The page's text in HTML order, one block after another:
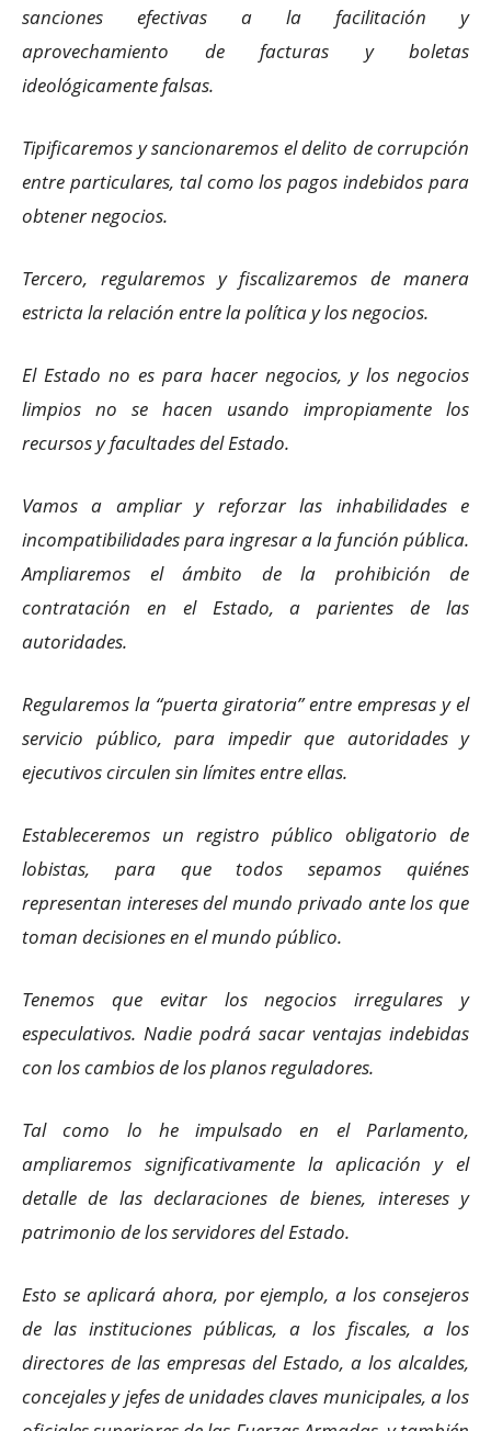
sanciones efectivas a la facilitación y
aprovechamiento de facturas y boletas
ideológicamente falsas.
Tipificaremos y sancionaremos el delito de corrupción
entre particulares, tal como los pagos indebidos para
obtener negocios.
Tercero, regularemos y fiscalizaremos de manera
estricta la relación entre la política y los negocios.
El Estado no es para hacer negocios, y los negocios
limpios no se hacen usando impropiamente los
recursos y facultades del Estado.
Vamos a ampliar y reforzar las inhabilidades e
incompatibilidades para ingresar a la función pública.
Ampliaremos el ámbito de la prohibición de
contratación en el Estado, a parientes de las
autoridades.
Regularemos la “puerta giratoria” entre empresas y el
servicio público, para impedir que autoridades y
ejecutivos circulen sin límites entre ellas.
Estableceremos un registro público obligatorio de
lobistas, para que todos sepamos quiénes
representan intereses del mundo privado ante los que
toman decisiones en el mundo público.
Tenemos que evitar los negocios irregulares y
especulativos. Nadie podrá sacar ventajas indebidas
con los cambios de los planos reguladores.
Tal como lo he impulsado en el Parlamento,
ampliaremos significativamente la aplicación y el
detalle de las declaraciones de bienes, intereses y
patrimonio de los servidores del Estado.
Esto se aplicará ahora, por ejemplo, a los consejeros
de las instituciones públicas, a los fiscales, a los
directores de las empresas del Estado, a los alcaldes,
concejales y jefes de unidades claves municipales, a los